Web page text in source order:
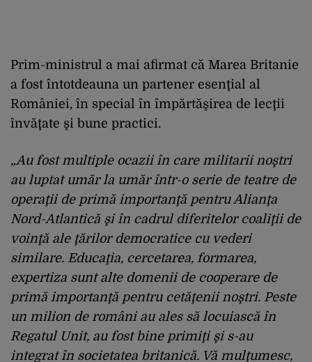
Prim-ministrul a mai afirmat că Marea Britanie
a fost întotdeauna un partener esenţial al
României, în special în împărtăşirea de lecţii
învăţate şi bune practici.
„Au fost multiple ocazii în care militarii noştri
au luptat umăr la umăr într-o serie de teatre de
operaţii de primă importanţă pentru Alianţa
Nord-Atlantică şi în cadrul diferitelor coaliţii de
voinţă ale ţărilor democratice cu vederi
similare. Educaţia, cercetarea, formarea,
expertiza sunt alte domenii de cooperare de
primă importanţă pentru cetăţenii noştri. Peste
un milion de români au ales să locuiască în
Regatul Unit, au fost bine primiţi şi s-au
integrat în societatea britanică. Vă mulţumesc,